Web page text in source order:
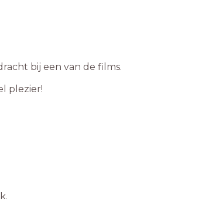
bij een van de films.
plezier!